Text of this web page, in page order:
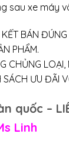
sau xe máy
BÁN
PHẨM.
CHỦNG
ƯU ĐÃI
quốc –
Linh